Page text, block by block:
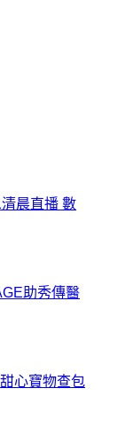
晨直播 數
助秀傳醫
心寶物查包